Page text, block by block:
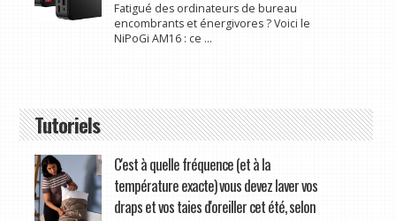
Fatigué des ordinateurs de bureau
encombrants et énergivores ? Voici le
NiPoGi AM16 : ce ...
Tutoriels
C'est à quelle fréquence (et à la
température exacte) vous devez laver vos
draps et vos taies d'oreiller cet été, selon